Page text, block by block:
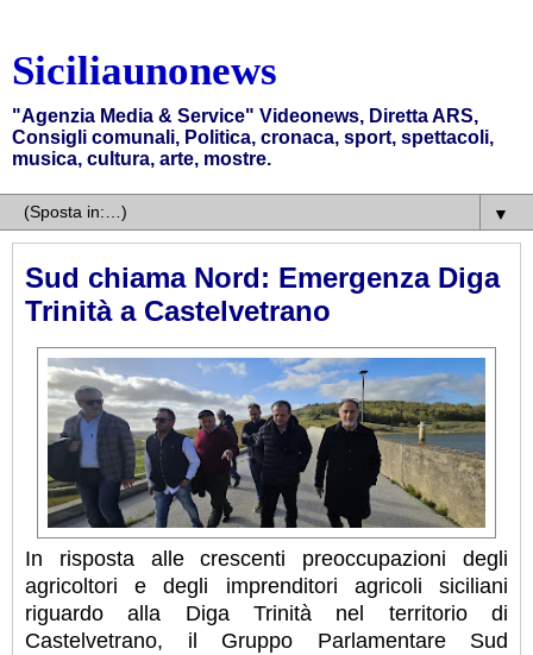
Siciliaunonews
"Agenzia Media & Service" Videonews, Diretta ARS,
Consigli comunali, Politica, cronaca, sport, spettacoli,
musica, cultura, arte, mostre.
▼
Sud chiama Nord: Emergenza Diga
Trinità a Castelvetrano
In risposta alle crescenti preoccupazioni degli
agricoltori e degli imprenditori agricoli siciliani
riguardo alla Diga Trinità nel territorio di
Castelvetrano, il Gruppo Parlamentare Sud